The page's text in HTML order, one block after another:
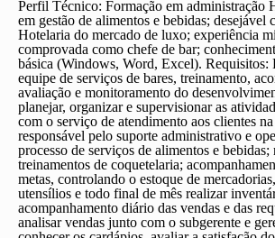
Perfil Técnico: Formação em administração
em gestão de alimentos e bebidas; desejável
Hotelaria do mercado de luxo; experiência
comprovada como chefe de bar;
básica (Windows, Word, Excel). Requisitos:
equipe de serviços de bares, treinamento,
avaliação e monitoramento do
planejar, organizar e supervisionar as
com o serviço de atendimento aos clientes
responsável pelo suporte administrativo e
processo de serviços de alimentos e bebidas;
treinamentos de coquetelaria;
metas, controlando o estoque de
utensílios e todo final de mês realizar
acompanhamento diário das vendas e das
analisar vendas junto com o subgerente e